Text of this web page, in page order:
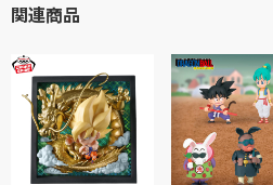
関連商品